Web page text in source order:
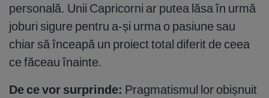
personală. Unii Capricorni ar putea lăsa în urmă
joburi sigure pentru a-și urma o pasiune sau
chiar să înceapă un proiect total diferit de ceea
ce făceau înainte.
De ce vor surprinde: Pragmatismul lor obișnuit